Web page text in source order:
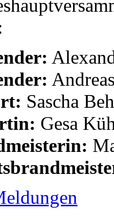
Sascha
Gesa